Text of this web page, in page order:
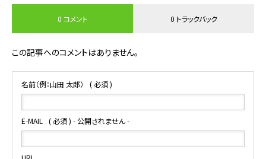
0 コメント 0 トラックバック
この記事へのコメントはありません。
名前（例：山田 太郎） ( 必須 )
E-MAIL ( 必須 ) - 公開されません -